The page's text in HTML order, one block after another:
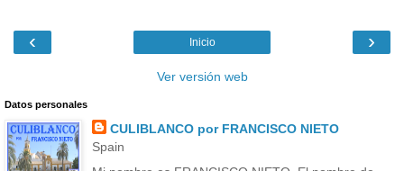
‹ ›
Inicio
Ver versión web
Datos personales
CULIBLANCO por FRANCISCO NIETO
Spain